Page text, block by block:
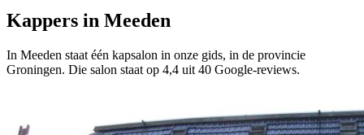
Kappers in Meeden
In Meeden staat één kapsalon in onze gids, in de provincie
Groningen. Die salon staat op 4,4 uit 40 Google-reviews.